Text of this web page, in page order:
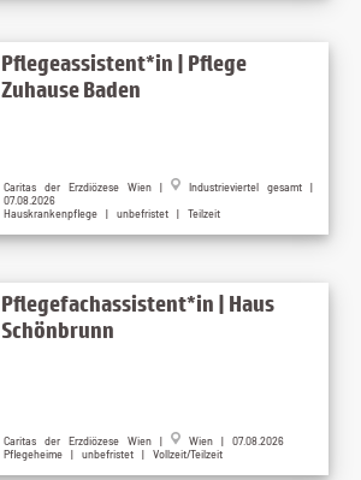
Pflegeassistent*in | Pflege
Zuhause Baden
Caritas der Erzdiözese Wien |
Industrieviertel gesamt |
07.08.2026
Hauskrankenpflege | unbefristet | Teilzeit
Pflegefachassistent*in | Haus
Schönbrunn
Caritas der Erzdiözese Wien |
Wien | 07.08.2026
Pflegeheime | unbefristet | Vollzeit/Teilzeit